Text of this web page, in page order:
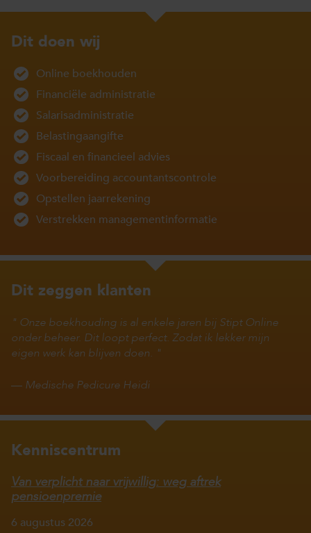
Dit doen wij
Online boekhouden
Financiële administratie
Salarisadministratie
Belastingaangifte
Fiscaal en financieel advies
Voorbereiding accountantscontrole
Opstellen jaarrekening
Verstrekken managementinformatie
Dit zeggen klanten
Onze boekhouding is al enkele jaren bij Stipt Online
onder beheer. Dit loopt perfect. Zodat ik lekker mijn
eigen werk kan blijven doen.
— Medische Pedicure Heidi
Kenniscentrum
Van verplicht naar vrijwillig: weg aftrek
pensioenpremie
6 augustus 2026